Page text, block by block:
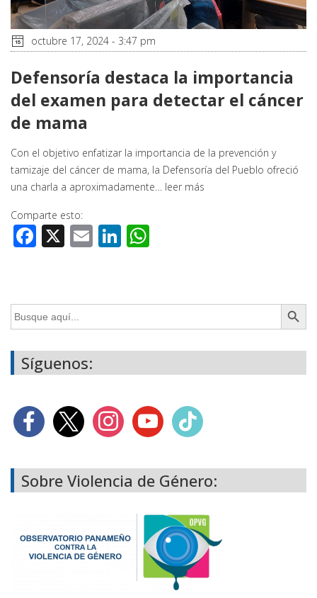
octubre 17, 2024 - 3:47 pm
Defensoría destaca la importancia
del examen para detectar el cáncer
de mama
Con el objetivo enfatizar la importancia de la prevención y
tamizaje del cáncer de mama, la Defensoría del Pueblo ofreció
una charla a aproximadamente… leer más
Comparte esto:
Facebook
X EmailLinkedIn
Buscar: Botón de
Síguenos:
Sobre Violencia de Género: